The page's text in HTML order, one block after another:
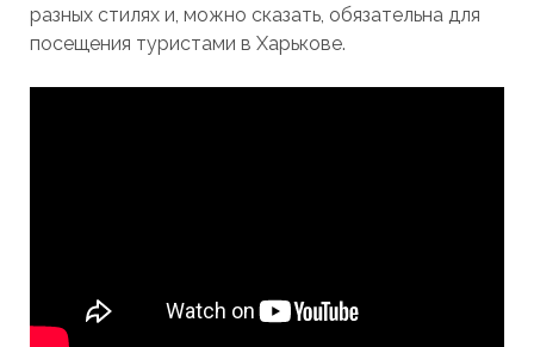
разных стилях и, можно сказать, обязательна для
посещения туристами в Харькове.